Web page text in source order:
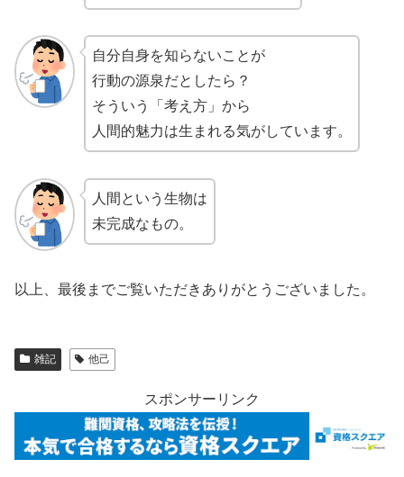
自分自身を知らないことが
行動の源泉だとしたら？
そういう「考え方」から
人間的魅力は生まれる気がしています。
人間という生物は
未完成なもの。
以上、最後までご覧いただきありがとうございました。
雑記 他己
スポンサーリンク